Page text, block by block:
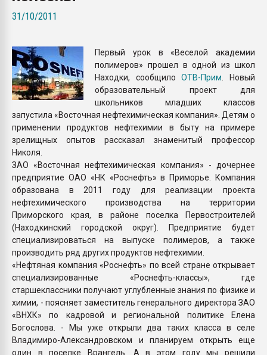
ПЕРЕЙТИ НА
31/10/2011
Первый урок в «Веселой академии
полимеров» прошел в одной из школ
Находки, сообщилоОТВ-Прим . Новый
образовательный проект для
школьников младших классов
запустила «Восточная нефтехимическая компания». Детям о
применении продуктов нефтехимии в быту на примере
зрелищных опытов рассказал знаменитый профессор
Николя.
ЗАО «Восточная нефтехимическая компания» - дочернее
предприятие ОАО «НК «Роснефть» в Приморье. Компания
образована в 2011 году для реализации проекта
нефтехимического производства на территории
Приморского края, в районе поселка Первостроителей
(Находкинский городской округ). Предприятие будет
специализироваться на выпуске полимеров, а также
производить ряд других продуктов нефтехимии.
«Нефтяная компания «Роснефть» по всей стране открывает
специализированные «Роснефть-классы», где
старшеклассники получают углубленные знания по физике и
химии, - поясняет заместитель генерального директора ЗАО
«ВНХК» по кадровой и региональной политике Елена
Богослова. - Мы уже открыли два таких класса в селе
Владимиро-Александровском и планируем открыть еще
один в поселке Врангель. А в этом году мы решили